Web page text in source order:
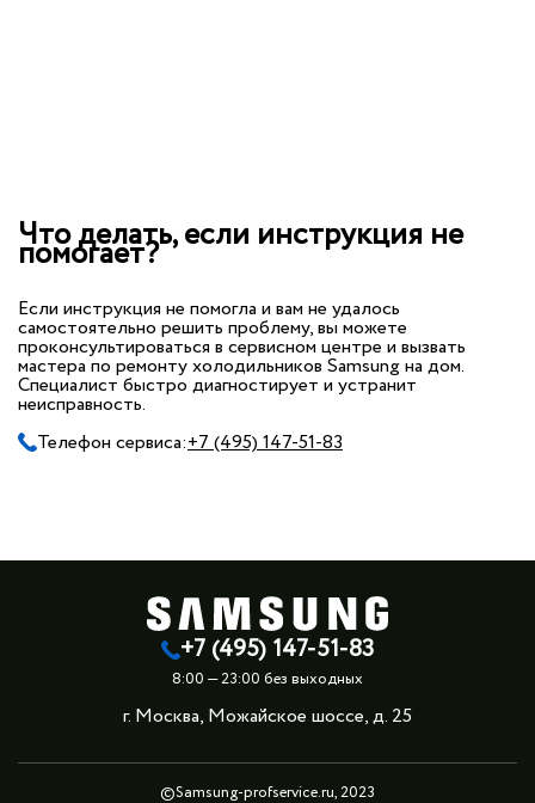
Что делать, если инструкция не
помогает?
Если инструкция не помогла и вам не удалось
самостоятельно решить проблему, вы можете
проконсультироваться в сервисном центре и вызвать
мастера по ремонту холодильников Samsung на дом.
Специалист быстро диагностирует и устранит
неисправность.
Телефон сервиса:+7 (495) 147-51-83
+7 (495) 147-51-83
8:00 — 23:00 без выходных
г. Москва, Можайское шоссе, д. 25
©Samsung-profservice.ru, 2023